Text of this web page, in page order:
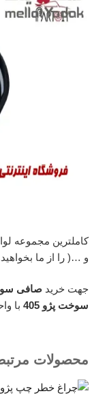
و …( را از ما
جهت خرید
سوخت پژو 405
با
محصولات